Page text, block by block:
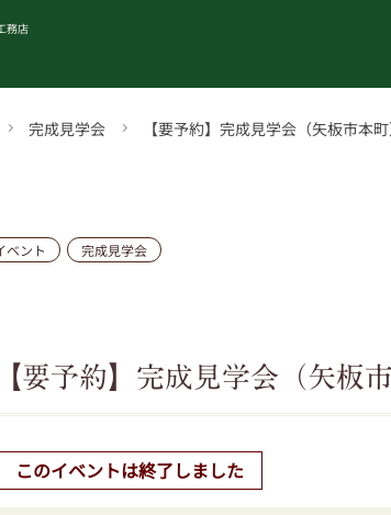
務店
完成見学会 【要予約】完成見学会（矢板市本
ベント 完成見学会
【要予約】完成見学会（矢板
このイベントは終了しました